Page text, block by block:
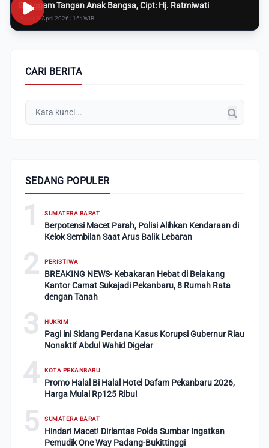
Genggam Tangan Anak Bangsa, Cipt: Hj. Ratmiwati
Rabu, 8 April 2026 | 16:i WIB
CARI BERITA
SEDANG POPULER
1 SUMATERA BARAT
Berpotensi Macet Parah, Polisi Alihkan Kendaraan di
Kelok Sembilan Saat Arus Balik Lebaran
2 PERISTIWA
BREAKING NEWS- Kebakaran Hebat di Belakang
Kantor Camat Sukajadi Pekanbaru, 8 Rumah Rata
dengan Tanah
3 HUKRIM
Pagi ini Sidang Perdana Kasus Korupsi Gubernur Riau
Nonaktif Abdul Wahid Digelar
4 KOTA PEKANBARU
Promo Halal Bi Halal Hotel Dafam Pekanbaru 2026,
Harga Mulai Rp125 Ribu!
5 SUMATERA BARAT
Hindari Macet! Dirlantas Polda Sumbar Ingatkan
Pemudik One Way Padang-Bukittinggi